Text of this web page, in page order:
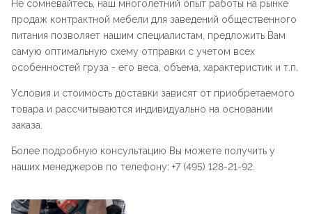
Не сомневайтесь, наш многолетний опыт работы на рынке
продаж контрактной мебели для заведений общественного
питания позволяет нашим специалистам, предложить Вам
самую оптимальную схему отправки с учетом всех
особенностей груза - его веса, объема, характеристик и т.п.
Условия и стоимость доставки зависят от приобретаемого
товара и рассчитываются индивидуально на основании
заказа.
Более подробную консультацию Вы можете получить у
наших менеджеров по телефону: +7 (495) 128-21-92.